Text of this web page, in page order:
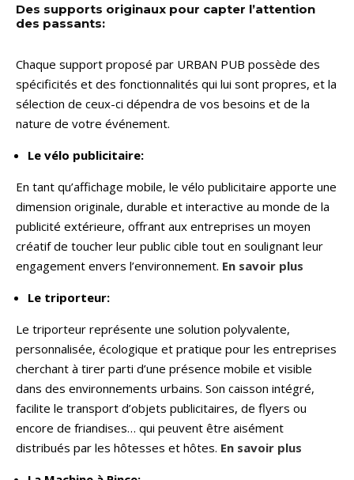
Des supports originaux pour capter l’attention
des passants:
Chaque support proposé par URBAN PUB possède des
spécificités et des fonctionnalités qui lui sont propres, et la
sélection de ceux-ci dépendra de vos besoins et de la
nature de votre événement.
Le vélo publicitaire:
En tant qu’affichage mobile, le vélo publicitaire apporte une
dimension originale, durable et interactive au monde de la
publicité extérieure, offrant aux entreprises un moyen
créatif de toucher leur public cible tout en soulignant leur
engagement envers l’environnement. En savoir plus
Le triporteur:
Le triporteur représente une solution polyvalente,
personnalisée, écologique et pratique pour les entreprises
cherchant à tirer parti d’une présence mobile et visible
dans des environnements urbains. Son caisson intégré,
facilite le transport d’objets publicitaires, de flyers ou
encore de friandises… qui peuvent être aisément
distribués par les hôtesses et hôtes. En savoir plus